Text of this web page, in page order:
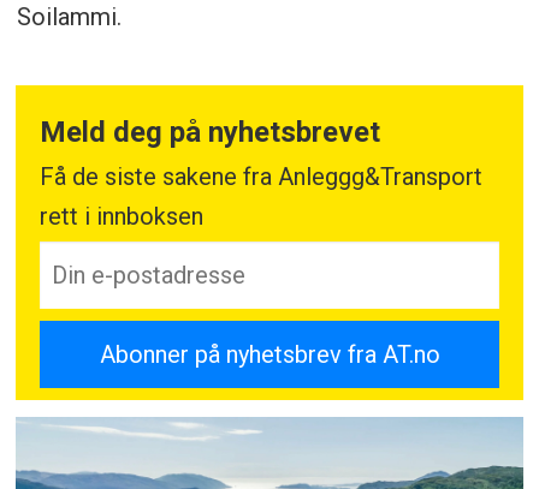
Soilammi.
Meld deg på nyhetsbrevet
Få de siste sakene fra Anleggg&Transport
rett i innboksen